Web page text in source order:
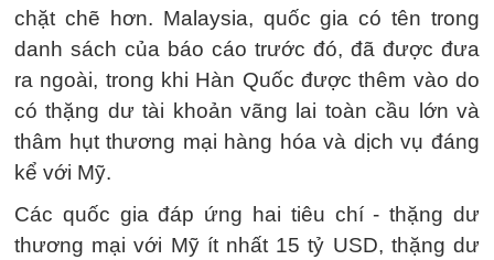
chặt chẽ hơn. Malaysia, quốc gia có tên trong
danh sách của báo cáo trước đó, đã được đưa
ra ngoài, trong khi Hàn Quốc được thêm vào do
có thặng dư tài khoản vãng lai toàn cầu lớn và
thâm hụt thương mại hàng hóa và dịch vụ đáng
kể với Mỹ.
Các quốc gia đáp ứng hai tiêu chí - thặng dư
thương mại với Mỹ ít nhất 15 tỷ USD, thặng dư